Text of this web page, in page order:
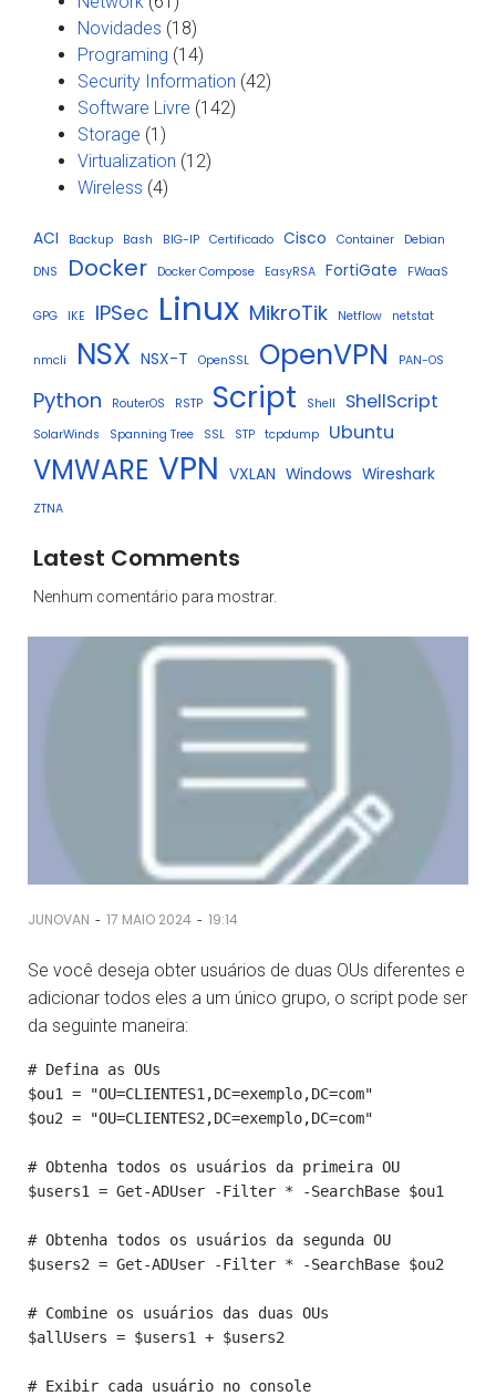
Novidades (18)
Programing (14)
Security Information (42)
Software Livre (142)
Storage (1)
Virtualization (12)
Wireless (4)
ACI Backup Bash BIG-IP Certificado Cisco Container
Debian
DNS
Docker Docker Compose EasyRSA FortiGate FWaaS
GPG IKE IPSec Linux MikroTik Netflow netstat
nmcli NSX NSX-T OpenSSL OpenVPN PAN-OS
Python RouterOS RSTP Script Shell ShellScript
SolarWinds Spanning Tree SSL STP tcpdump Ubuntu
VMWARE VPN VXLAN Windows Wireshark
ZTNA
Latest Comments
Nenhum comentário para mostrar.
JUNOVAN - 17 MAIO 2024 - 19:14
Se você deseja obter usuários de duas OUs diferentes e
adicionar todos eles a um único grupo, o script pode ser
da seguinte maneira:
# Defina as OUs
$ou1 = "OU=CLIENTES1,DC=exemplo,DC=com"
$ou2 = "OU=CLIENTES2,DC=exemplo,DC=com"
# Obtenha todos os usuários da primeira OU
$users1 = Get-ADUser -Filter * -SearchBase $ou1
# Obtenha todos os usuários da segunda OU
$users2 = Get-ADUser -Filter * -SearchBase $ou2
# Combine os usuários das duas OUs
$allUsers = $users1 + $users2
# Exibir cada usuário no console